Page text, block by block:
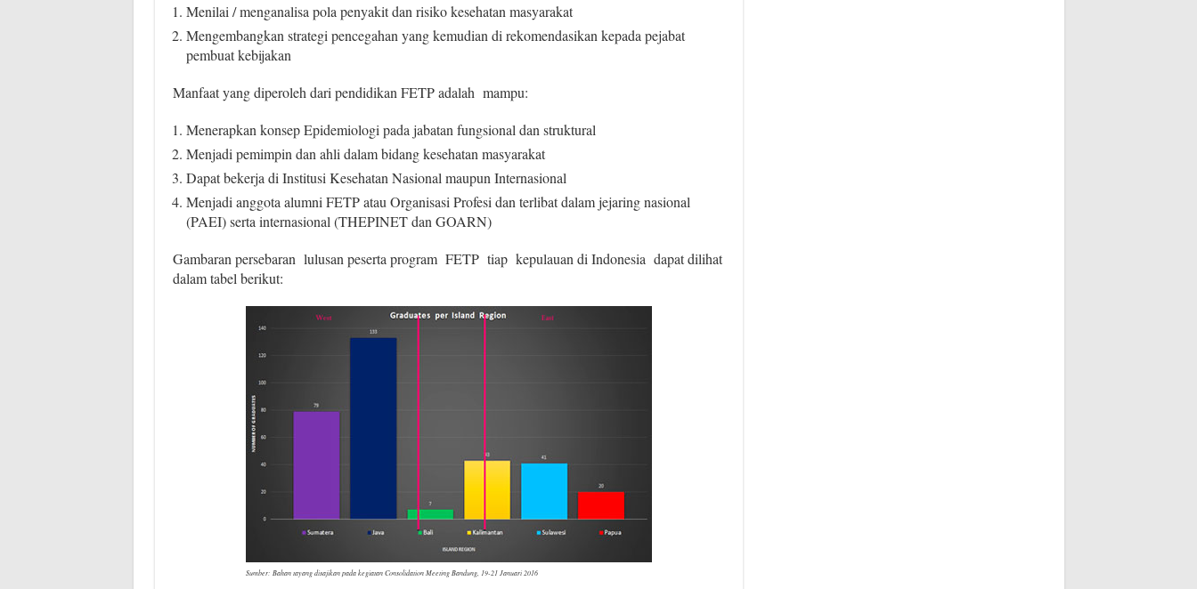
Menilai / menganalisa pola penyakit dan risiko kesehatan masyarakat
Mengembangkan strategi pencegahan yang kemudian di rekomendasikan kepada pejabat
pembuat kebijakan
Manfaat yang diperoleh dari pendidikan FETP adalah mampu:
Menerapkan konsep Epidemiologi pada jabatan fungsional dan struktural
Menjadi pemimpin dan ahli dalam bidang kesehatan masyarakat
Dapat bekerja di Institusi Kesehatan Nasional maupun Internasional
Menjadi anggota alumni FETP atau Organisasi Profesi dan terlibat dalam jejaring nasional
(PAEI) serta internasional (THEPINET dan GOARN)
Gambaran persebaran lulusan peserta program FETP tiap kepulauan di Indonesia dapat dilihat
dalam tabel berikut:
Sumber: Bahan tayang disajikan pada kegiatan Consolidation Meeting Bandung, 19-21 Januari 2016